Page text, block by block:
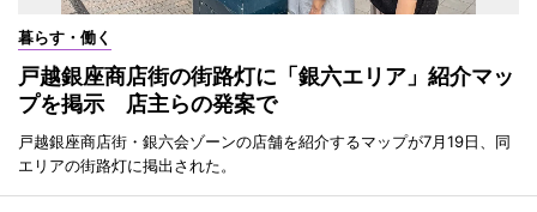
暮らす・働く
戸越銀座商店街の街路灯に「銀六エリア」紹介マッ
プを掲示 店主らの発案で
戸越銀座商店街・銀六会ゾーンの店舗を紹介するマップが7月19日、同
エリアの街路灯に掲出された。